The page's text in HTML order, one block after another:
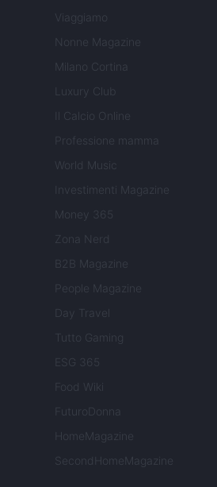
Viaggiamo
Nonne Magazine
Milano Cortina
Luxury Club
Il Calcio Online
Professione mamma
World Music
Investimenti Magazine
Money 365
Zona Nerd
B2B Magazine
People Magazine
Day Travel
Tutto Gaming
ESG 365
Food Wiki
FuturoDonna
HomeMagazine
SecondHomeMagazine